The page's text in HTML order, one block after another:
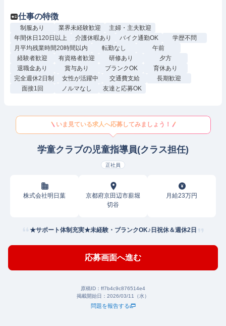
仕事の特徴
制服あり 業界未経験歓迎
主婦・主夫歓迎
年間休日120日以上
介護休暇あり バイク通勤OK
学歴不問
月平均残業時間20時間以内
転勤なし
午前
経験者歓迎
有資格者歓迎 研修あり
夕方
退職金あり
賞与あり ブランクOK
育休あり
完全週休2日制
女性が活躍中 交通費支給
長期歓迎
面接1回
ノルマなし 友達と応募OK
いま見ている求人へ応募してみましょう！
学童クラブの児童指導員(クラス担任)
正社員
株式会社明日葉
京都府京田辺市薪堀
切谷
月給23万円
★サポート体制充実★未経験・ブランクOK♪日祝休＆週休2日
応募画面へ進む
原稿ID： ff7b4c9c876514e4
掲載開始日： 2026/03/11（水）
問題を報告する